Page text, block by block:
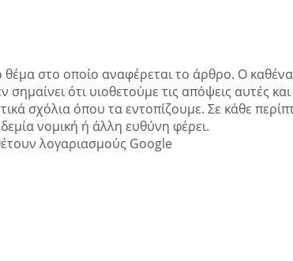
θέμα στο οποίο αναφέρεται το άρθρο. Ο
ότι υιοθετούμε τις απόψεις αυτές και
σχόλια όπου τα εντοπίζουμε. Σε κάθε
νομική ή άλλη ευθύνη φέρει.
λογαριασμούς Google